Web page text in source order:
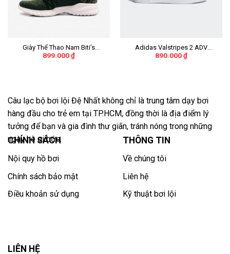
Giày Thể Thao Nam Biti’s
Hunter X Liteknit
899.000₫
Adidas Valstripes 2 ADV
“Black/White Stripes” Nữ
890.000₫
Câu lạc bộ bơi lội Đệ Nhất không chỉ là trung tâm dạy bơi
hàng đầu cho trẻ em tại TP.HCM, đồng thời là địa điểm lý
tưởng để bạn và gia đình thư giãn, tránh nóng trong những
ngày hè oi bức.
CHÍNH SÁCH
Nội quy hồ bơi
Chính sách bảo mật
Điều khoản sử dụng
THÔNG TIN
Về chúng tôi
Liên hệ
Kỹ thuật bơi lội
LIÊN HỆ